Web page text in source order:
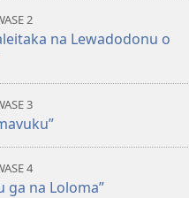
2
na Lewadodonu o
3
4
ga na Loloma”